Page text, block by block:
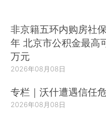
非京籍五环内购房社
年 北京市公积金最高
万元
2026年08月08日
专栏｜沃什遭遇信任
2026年08月08日